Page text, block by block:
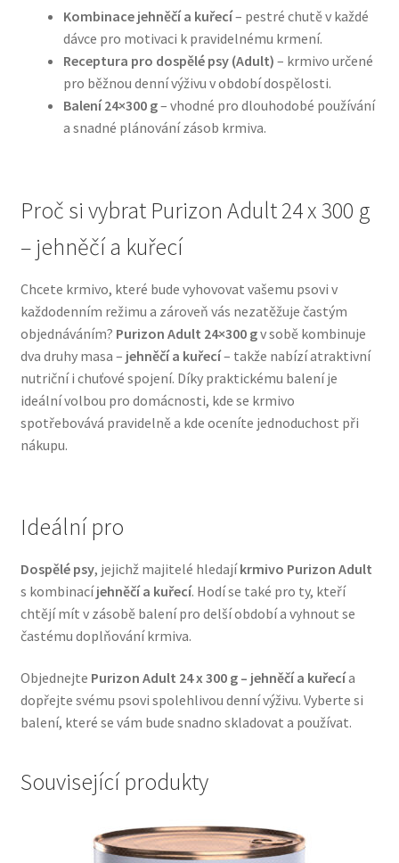
Happy Dog — Německá kvalita a přirozené složení
Hill’s pro psy
Hračky pro psy
N&D Farmina pro psy — Italské holistic krmivo
Oblečky pro psy
Pamlsky pro psy
Ortopedické pelíšky
Přepravky pro psy
Royal Canin pro psy
Veterinární dieta pro psy
Vodítka a obojky
Wolf of Wilderness
Kombinace jehněčí a kuřecí– pestré chutě v každé
dávce pro motivaci k pravidelnému krmení.
Receptura pro dospělé psy (Adult) – krmivo určené
pro běžnou denní výživu v období dospělosti.
Balení 24×300 g– vhodné pro dlouhodobé používání
a snadné plánování zásob krmiva.
Proč si vybrat Purizon Adult 24 x 300 g
– jehněčí a kuřecí
Chcete krmivo, které bude vyhovovat vašemu psovi v
každodenním režimu a zároveň vás nezatěžuje častým
objednáváním? Purizon Adult 24×300 gv sobě kombinuje
dva druhy masa – jehněčí a kuřecí– takže nabízí atraktivní
nutriční i chuťové spojení. Díky praktickému balení je
ideální volbou pro domácnosti, kde se krmivo
spotřebovává pravidelně a kde oceníte jednoduchost při
nákupu.
Ideální pro
Dospělé psy, jejichž majitelé hledajíkrmivo Purizon Adult
s kombinacíjehněčí a kuřecí. Hodí se také pro ty, kteří
chtějí mít v zásobě balení pro delší období a vyhnout se
častému doplňování krmiva.
Objednejte Purizon Adult 24 x 300 g – jehněčí a kuřecía
dopřejte svému psovi spolehlivou denní výživu. Vyberte si
balení, které se vám bude snadno skladovat a používat.
Související produkty